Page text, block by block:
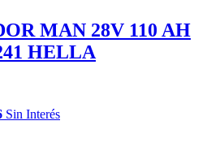
MAN 28V 110 AH
HELLA
Sin Interés